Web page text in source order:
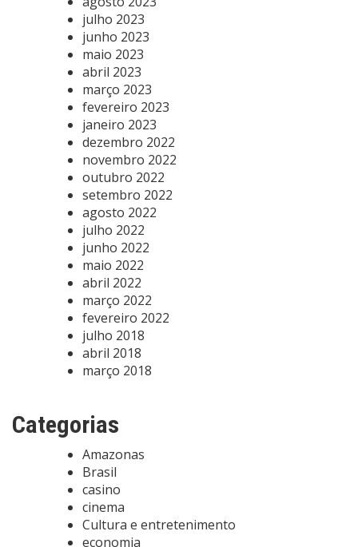
julho 2023
junho 2023
maio 2023
abril 2023
março 2023
fevereiro 2023
janeiro 2023
dezembro 2022
novembro 2022
outubro 2022
setembro 2022
agosto 2022
julho 2022
junho 2022
maio 2022
abril 2022
março 2022
fevereiro 2022
julho 2018
abril 2018
março 2018
Categorias
Amazonas
Brasil
casino
cinema
Cultura e entretenimento
economia